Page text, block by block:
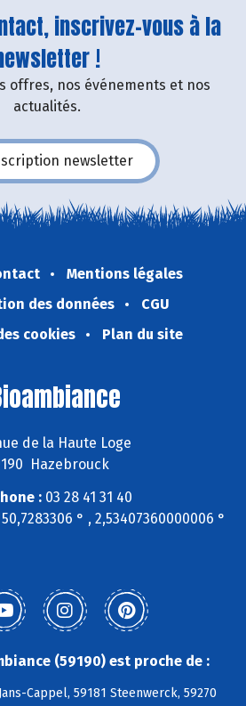
inscrivez-vous à la
!
offres, nos événements et nos
actualités.
newsletter
Mentions légales
des données
CGU
cookies
Plan du site
de la Haute Loge
Hazebrouck
:03 28 41 31 40
50,7283306 ° , 2,53407360000006 °
(59190) est proche de :
Cappel, 59181 Steenwerck, 59270